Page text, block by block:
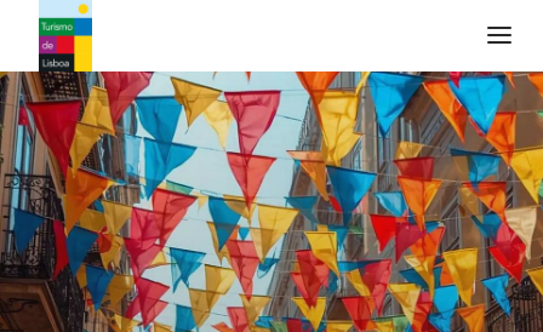
Turismo de Lisboa Logo